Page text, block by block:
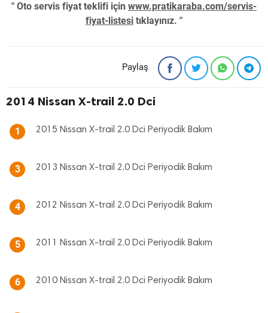
" Oto servis fiyat teklifi için www.pratikaraba.com/servis-
fiyat-listesi tıklayınız. "
Paylaş
2014 Nissan X-trail 2.0 Dci
1 2015 Nissan X-trail 2.0 Dci Periyodik Bakım
3 2013 Nissan X-trail 2.0 Dci Periyodik Bakım
4 2012 Nissan X-trail 2.0 Dci Periyodik Bakım
5 2011 Nissan X-trail 2.0 Dci Periyodik Bakım
6 2010 Nissan X-trail 2.0 Dci Periyodik Bakım